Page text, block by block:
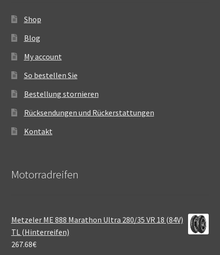
Shop
Blog
My account
So bestellen Sie
Bestellung stornieren
Rücksendungen und Rückerstattungen
Kontakt
Motorradreifen
Metzeler ME 888 Marathon Ultra 280/35 VR 18 (84V)
TL (Hinterreifen)
267.68€